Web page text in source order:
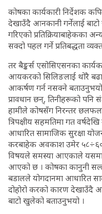
कोषका कार्यकारी निर्देशक
देखाउँदै आनकानी गर्नेलाई
गरिएको प्रतिक्रियाबाहेकका
सक्दो पहल गर्ने प्रतिबद्धता
तर बैङ्कर्स एसोसिएसनका
आयकरको सिलिङलाई थोरै
आकर्षण गर्न नसक्ने
प्रावधान छन्, तिनीहरूको
हामीले कोषसँग निरन्तर
त्रिपक्षीय सहमतिमा गत
आधारित सामाजिक सुरक्षा
करबाहेक अवकाश उमेर ५८÷६०
विषयले समस्या आएकाले यसमा
आएको छ । कोषका कानुनी
बडालले योगदानमा आधारित
दोहोरो करको कारण देखाउँदै
बाटो खुलेको बताउनुभयो ।